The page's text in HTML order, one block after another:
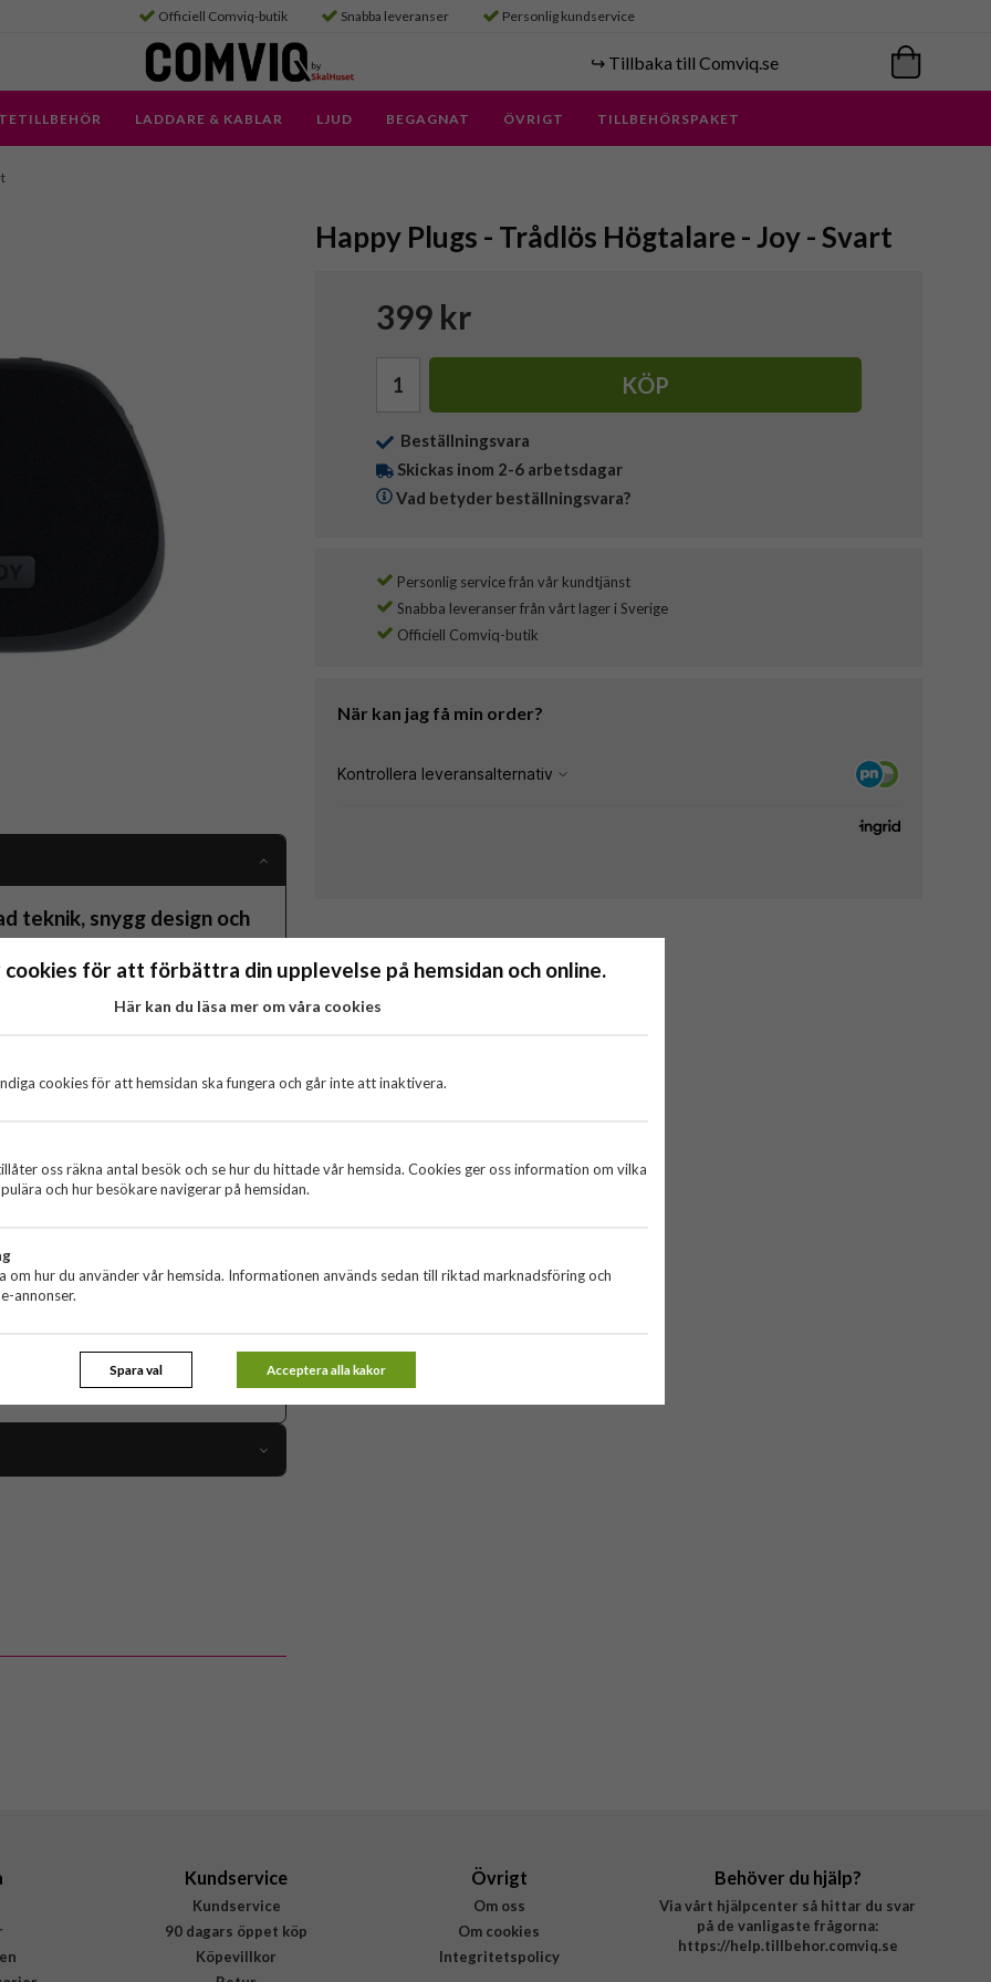
Officiell Comviq-butik Snabba leveranser Personlig kundservice
↪️ Tillbaka till Comviq.se
LADDARE & KABLAR LJUD BEGAGNAT ÖVRIGT TILLBEHÖRSPAKET
Happy Plugs - Trådlös Högtalare - Joy - Svart
399 kr
KÖP
Beställningsvara
Skickas inom 2-6 arbetsdagar
Vad betyder beställningsvara?
Personlig service från vår kundtjänst
Snabba leveranser från vårt lager i Sverige
Officiell Comviq-butik
När kan jag få min order?
teknik, snygg design och
ta med din favoritmusik vart du än går.
med hög prestanda. Oavsett om du
högtalarens 45 mm
blir kristallklart. Tack vare den
delta i konferenssamtal.
IPX4-klassad vilket innebär att den
stranden eller på andra
med den medföljande USB-C-
Ytterligare en funktion som tar din
för full stereoeffekt och en maffigare
svensk design med imponerande
Kundservice
Kundservice
90 dagars öppet köp
Köpevillkor
Övrigt
Om oss
Om cookies
Integritetspolicy
Behöver du hjälp?
Via vårt hjälpcenter så hittar du svar
på de vanligaste frågorna:
https://help.tillbehor.comviq.se
cookies för att förbättra din upplevelse på hemsidan och online.
Här kan du läsa mer om våra cookies
cookies för att hemsidan ska fungera och går inte att inaktivera.
oss räkna antal besök och se hur du hittade vår hemsida. Cookies ger oss information om vilka
och hur besökare navigerar på hemsidan.
om hur du använder vår hemsida. Informationen används sedan till riktad marknadsföring och
annonser.
Spara val Acceptera alla kakor